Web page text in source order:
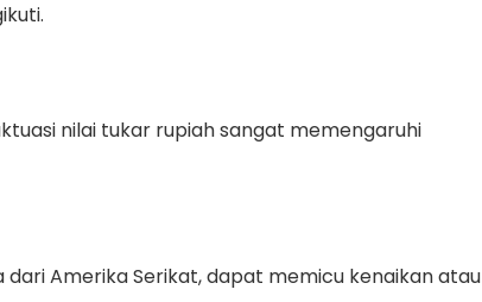
nilai tukar rupiah sangat memengaruhi
Amerika Serikat, dapat memicu kenaikan atau